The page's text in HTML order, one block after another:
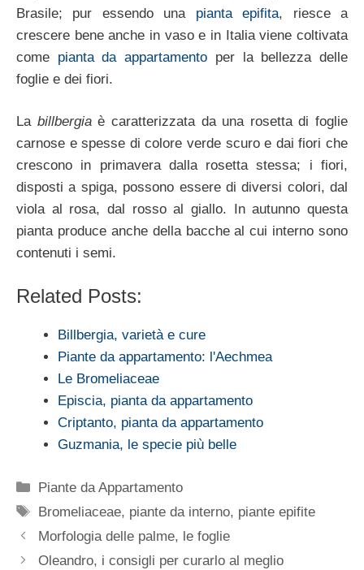
Brasile; pur essendo una pianta epifita, riesce a
crescere bene anche in vaso e in Italia viene coltivata
come pianta da appartamento per la bellezza delle
foglie e dei fiori.
La billbergiaè caratterizzata da una rosetta di foglie
carnose e spesse di colore verde scuro e dai fiori che
crescono in primavera dalla rosetta stessa; i fiori,
disposti a spiga, possono essere di diversi colori, dal
viola al rosa, dal rosso al giallo. In autunno questa
pianta produce anche della bacche al cui interno sono
contenuti i semi.
Related Posts:
Billbergia, varietà e cure
Piante da appartamento: l'Aechmea
Le Bromeliaceae
Episcia, pianta da appartamento
Criptanto, pianta da appartamento
Guzmania, le specie più belle
Categorie
Piante da Appartamento
Tag
Bromeliaceae, piante da interno, piante epifite
Morfologia delle palme, le foglie
Oleandro, i consigli per curarlo al meglio